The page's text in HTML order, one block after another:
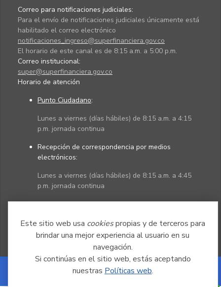
Este sitio web usa cookiespropias y de terceros para
brindar una mejor experiencia al usuario en su
navegación.
Si continúas en el sitio web, estás aceptando
nuestras Políticas web.
Correo para notificaciones judiciales:
Para el envío de notificaciones judiciales únicamente está
habilitado el correo electrónico
notificaciones_ingreso@superfinanciera.gov.co
El horario de este canal es de 8:15 a.m. a 5:00 p.m.
Correo institucional:
super@superfinanciera.gov.co
Horario de atención
Punto Ciudadano:
Lunes a viernes (días hábiles) de 8:15 a.m. a 4:15
p.m. jornada continua
Recepción de correspondencia por medios
electrónicos:
Lunes a viernes (días hábiles) de 8:15 a.m. a 4:45
p.m. jornada continua